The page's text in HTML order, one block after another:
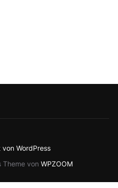
von WordPress
Theme von WPZOOM